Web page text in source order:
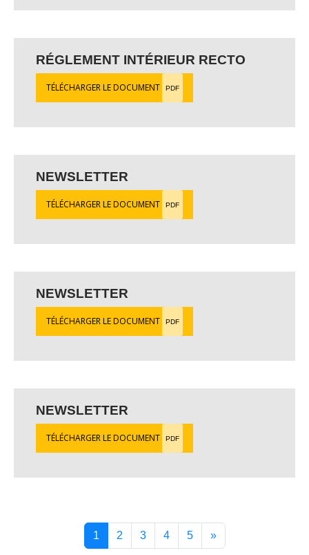
RÉGLEMENT INTÉRIEUR RECTO
TÉLÉCHARGER LE DOCUMENT PDF
NEWSLETTER
TÉLÉCHARGER LE DOCUMENT PDF
NEWSLETTER
TÉLÉCHARGER LE DOCUMENT PDF
NEWSLETTER
TÉLÉCHARGER LE DOCUMENT PDF
1 2 3 4 5 »